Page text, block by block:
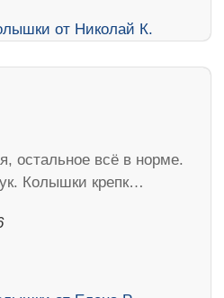
остальное всё в норме.
Колышки крепк…